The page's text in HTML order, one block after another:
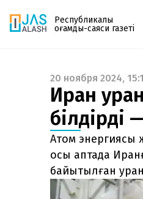
Республикалық
қоғамдық-саяси газеті
Газетке жазылу
PDF форматтағы газетті ай
поштаңызға алып отырыңыз.
шыққан сәтте сізге бірден
енгізіңіз, біз қалғанын өзіміз
20 ноября 2024,
Иран
білдірді
Атом энергиясы
осы аптада
байытылған